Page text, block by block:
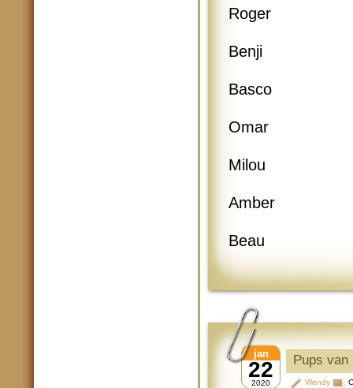
Roger
Benji
Basco
Omar
Milou
Amber
Beau
Pups van
22
jan
2020 Wendy